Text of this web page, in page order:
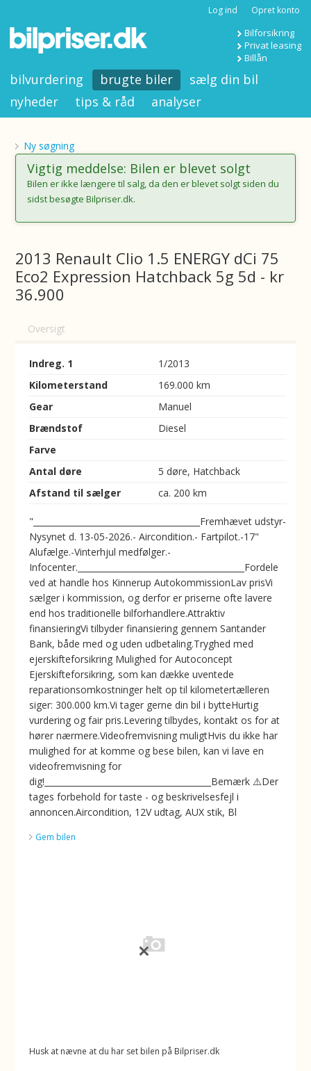
Log ind Opret konto
Bilforsikring
Privat leasing
Billån
bilvurdering brugte biler
sælg din bil
nyheder
tips & råd analyser
Ny søgning
Vigtig meddelse: Bilen er blevet solgt
Bilen er ikke længere til salg, da den er blevet solgt siden du
sidst besøgte Bilpriser.dk.
2013 Renault Clio 1.5 ENERGY dCi 75
Eco2 Expression Hatchback 5g 5d - kr
36.900
Oversigt
Indreg. 1
1/2013
Kilometerstand
169.000 km
Gear
Manuel
Brændstof
Diesel
Farve
Antal døre
5 døre, Hatchback
Afstand til sælger
ca. 200 km
"________________________________________Fremhævet udstyr-
Nysynet d. 13-05-2026.- Aircondition.- Fartpilot.-17"
Alufælge.-Vinterhjul medfølger.-
Infocenter.________________________________________Fordele
ved at handle hos Kinnerup AutokommissionLav prisVi
sælger i kommission, og derfor er priserne ofte lavere
end hos traditionelle bilforhandlere.Attraktiv
finansieringVi tilbyder finansiering gennem Santander
Bank, både med og uden udbetaling.Tryghed med
ejerskifteforsikring ️Mulighed for Autoconcept
Ejerskifteforsikring, som kan dække uventede
reparationsomkostninger helt op til kilometertælleren
siger: 300.000 km.Vi tager gerne din bil i bytteHurtig
vurdering og fair pris.Levering tilbydes, kontakt os for at
hører nærmere.Videofremvisning muligtHvis du ikke har
mulighed for at komme og bese bilen, kan vi lave en
videofremvisning for
dig!________________________________________Bemærk ⚠️Der
tages forbehold for taste - og beskrivelsesfejl i
annoncen.Aircondition, 12V udtag, AUX stik, Bl
Gem bilen
Husk at nævne at du har set bilen på Bilpriser.dk